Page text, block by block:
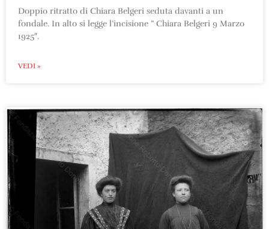
Doppio ritratto di Chiara Belgeri seduta davanti a un
fondale. In alto si legge l’incisione ” Chiara Belgeri 9 Marzo
1925″.
VEDI »